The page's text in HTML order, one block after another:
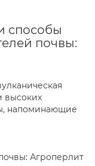
способы
почвы:
высоких
напоминающие
Агроперлит